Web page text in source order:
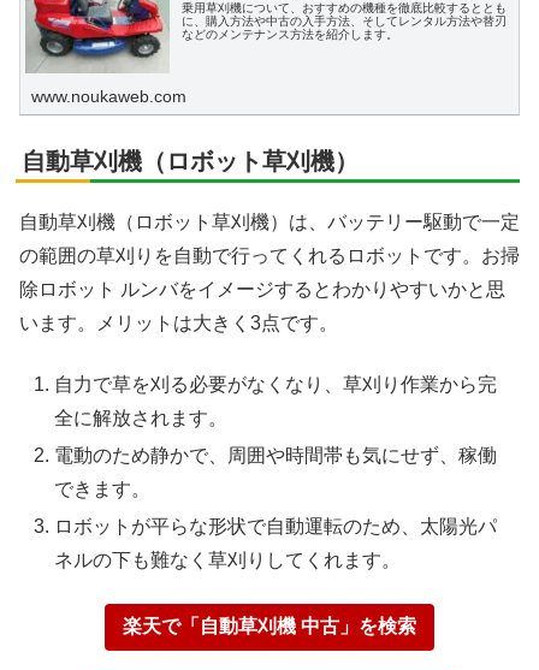
乗用草刈機について、おすすめの機種を徹底比較するととも
に、購入方法や中古の入手方法、そしてレンタル方法や替刃
などのメンテナンス方法を紹介します。
www.noukaweb.com
自動草刈機（ロボット草刈機）
自動草刈機（ロボット草刈機）は、バッテリー駆動で一定
の範囲の草刈りを自動で行ってくれるロボットです。お掃
除ロボット ルンバをイメージするとわかりやすいかと思
います。メリットは大きく3点です。
自力で草を刈る必要がなくなり、草刈り作業から完
全に解放されます。
電動のため静かで、周囲や時間帯も気にせず、稼働
できます。
ロボットが平らな形状で自動運転のため、太陽光パ
ネルの下も難なく草刈りしてくれます。
楽天で「自動草刈機 中古」を検索